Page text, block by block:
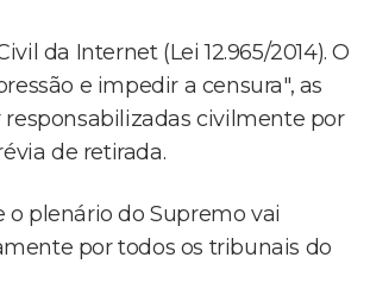
da Internet (Lei 12.965/2014). O
e impedir a censura", as
civilmente por
de retirada.
plenário do Supremo vai
por todos os tribunais do